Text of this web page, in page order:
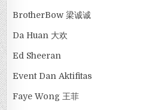
BrotherBow 梁诚诚
Da Huan 大欢
Ed Sheeran
Event Dan Aktifitas
Faye Wong 王菲